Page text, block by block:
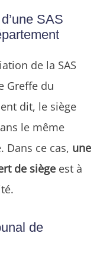
SAS
de la SAS
Greffe du
dit, le siège
le même
Dans ce cas, une
de siège est à
de